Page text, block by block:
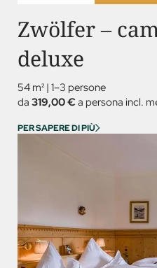
Zwölfer –
deluxe
54 m² | 1–3 persone
da 319,00 € a persona incl.
PER SAPERE DI PIÙ